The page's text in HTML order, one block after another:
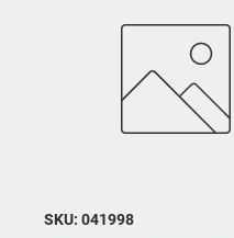
SKU: 041998